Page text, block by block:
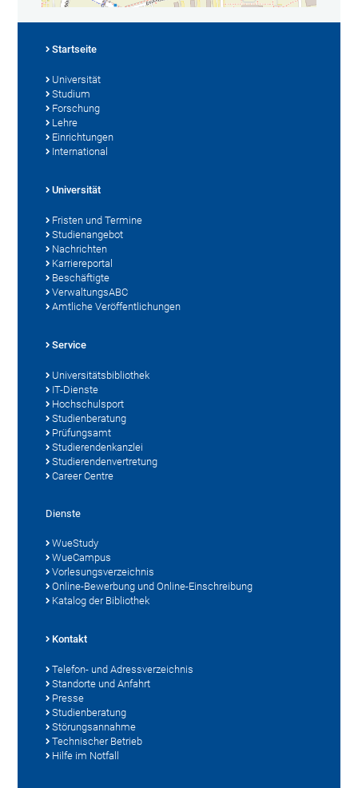
Startseite
Universität
Studium
Forschung
Lehre
Einrichtungen
International
Universität
Fristen und Termine
Studienangebot
Nachrichten
Karriereportal
Beschäftigte
VerwaltungsABC
Amtliche Veröffentlichungen
Service
Universitätsbibliothek
IT-Dienste
Hochschulsport
Studienberatung
Prüfungsamt
Studierendenkanzlei
Studierendenvertretung
Career Centre
Dienste
WueStudy
WueCampus
Vorlesungsverzeichnis
Online-Bewerbung und Online-Einschreibung
Katalog der Bibliothek
Kontakt
Telefon- und Adressverzeichnis
Standorte und Anfahrt
Presse
Studienberatung
Störungsannahme
Technischer Betrieb
Hilfe im Notfall